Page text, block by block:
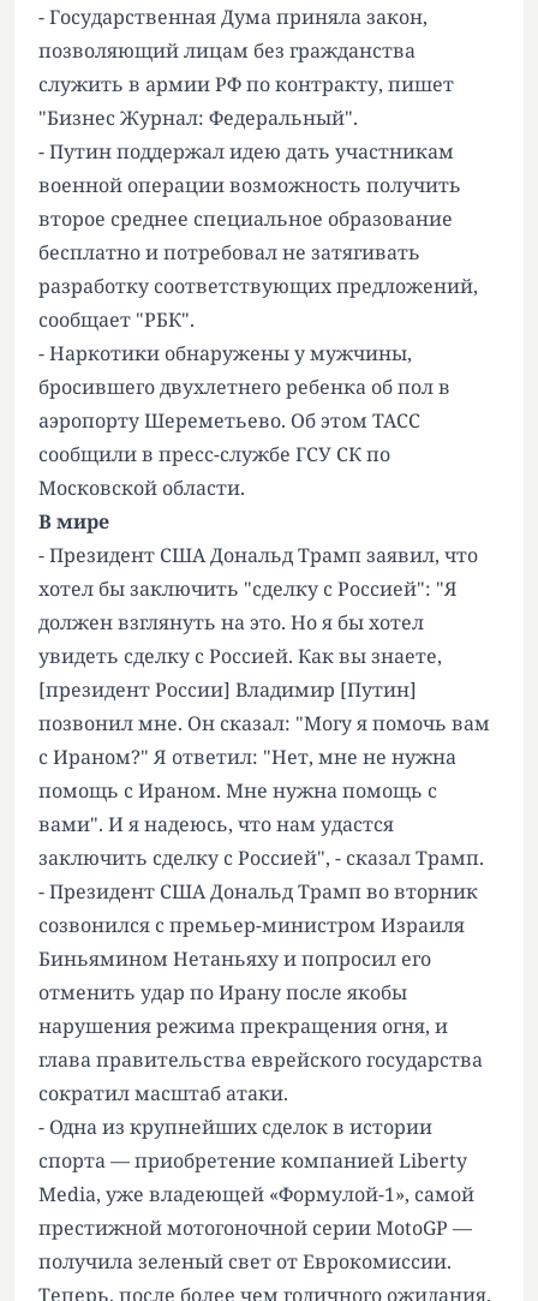
- Государственная Дума приняла закон,
позволяющий лицам без гражданства
служить в армии РФ по контракту, пишет
"Бизнес Журнал: Федеральный".
- Путин поддержал идею дать участникам
военной операции возможность получить
второе среднее специальное образование
бесплатно и потребовал не затягивать
разработку соответствующих предложений,
сообщает "РБК".
- Наркотики обнаружены у мужчины,
бросившего двухлетнего ребенка об пол в
аэропорту Шереметьево. Об этом ТАСС
сообщили в пресс-службе ГСУ СК по
Московской области.
В мире
- Президент США Дональд Трамп заявил, что
хотел бы заключить "сделку с Россией": "Я
должен взглянуть на это. Но я бы хотел
увидеть сделку с Россией. Как вы знаете,
[президент России] Владимир [Путин]
позвонил мне. Он сказал: "Могу я помочь вам
с Ираном?" Я ответил: "Нет, мне не нужна
помощь с Ираном. Мне нужна помощь с
вами". И я надеюсь, что нам удастся
заключить сделку с Россией", - сказал Трамп.
- Президент США Дональд Трамп во вторник
созвонился с премьер-министром Израиля
Биньямином Нетаньяху и попросил его
отменить удар по Ирану после якобы
нарушения режима прекращения огня, и
глава правительства еврейского государства
сократил масштаб атаки.
- Одна из крупнейших сделок в истории
спорта — приобретение компанией Liberty
Media, уже владеющей «Формулой-1», самой
престижной мотогоночной серии MotoGP —
получила зеленый свет от Еврокомиссии.
Теперь, после более чем годичного ожидания,